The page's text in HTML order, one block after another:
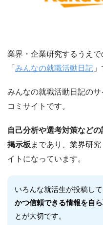
業界・企業研究するうえで
「 みんなの就職活動日記
みんなの就職活動日記の
コミサイトです。
自己分析や選考対策など
掲示板 まであり、業界研
イトになっています。
いろんな就活生が投稿して
かつ信頼できる情報を自
とが大切です。